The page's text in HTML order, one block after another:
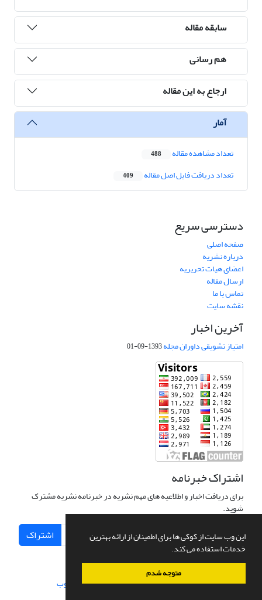
این وب سایت از کوکی ها برای اطمینان از ارائه بهترین
خدمات استفاده می کند.
متوجه شدم
سابقه مقاله
هم رسانی
ارجاع به این مقاله
آمار
تعداد مشاهده مقاله 488
تعداد دریافت فایل اصل مقاله 409
دسترسی سریع
صفحه اصلی
درباره نشریه
اعضای هیات تحریریه
ارسال مقاله
تماس با ما
نقشه سایت
آخرین اخبار
امتیاز تشویقی داوران مجله1393-09-01
اشتراک خبرنامه
برای دریافت اخبار و اطلاعیه های مهم نشریه در خبرنامه نشریه مشترک
شوید.
اشتراک
سامانه مدیریت نشریات علمی.طراحی و پیاده سازی از سیناوب